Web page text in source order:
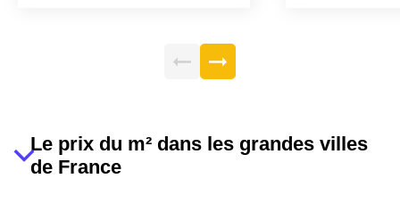
Le prix du m² dans les grandes villes
de France